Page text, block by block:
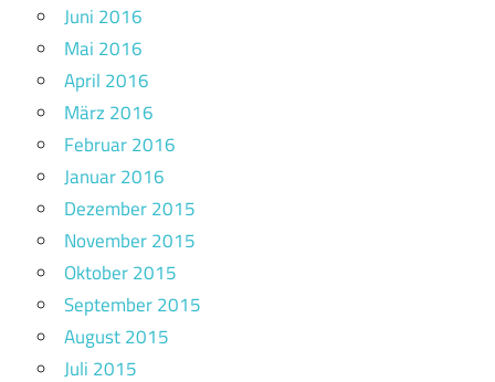
Juni 2016
Mai 2016
April 2016
März 2016
Februar 2016
Januar 2016
Dezember 2015
November 2015
Oktober 2015
September 2015
August 2015
Juli 2015